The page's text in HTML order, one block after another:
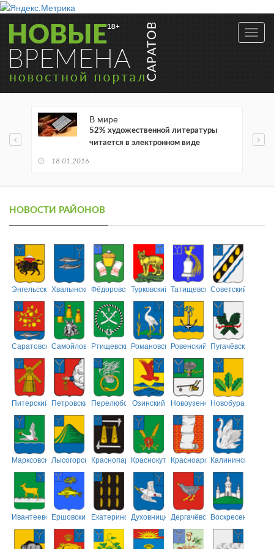
В мире
52% художественной литературы
читается в электронном виде
18.01.2016
НОВОСТИ РАЙОНОВ
ЭнгельсскийХвалынскийФёдоровскийТурковский ТатищевскийСоветский
СаратовскийСамойловскийРтищевскийРомановскийРовенский Пугачёвский
Питерский ПетровскийПерелюбскийОзинский НовоузенскийНовобурасский
МарксовскийЛысогорскийКраснопартизанский
КраснокутскийКрасноармейский
Калининский
ИвантеевскийЕршовский ЕкатериновскийДуховницкийДергачёвскийВоскресенский